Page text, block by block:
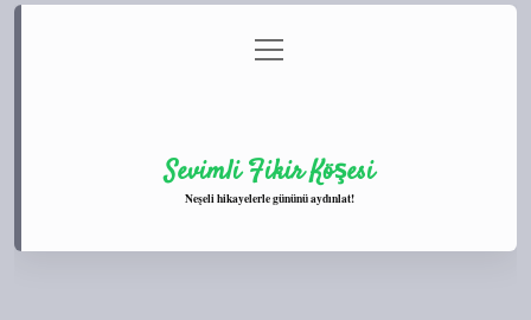
Gizlilik Politikası
menüyü
aç
Sevimli Fikir Köşesi
Neşeli hikayelerle gününü aydınlat!